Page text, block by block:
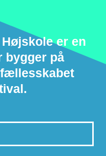
er en
bygger på